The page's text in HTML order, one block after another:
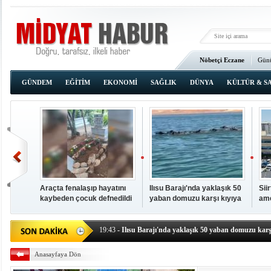
Nöbetçi Eczane
Ana Sayfa
GÜNDEM
EĞİTİM EKONOMİ SAĞLIK DÜNYA KÜLTÜR &
Araçta fenalaşıp hayatını
kaybeden çocuk defnedildi
Ilısu Barajı'nda yaklaşık 50
yaban domuzu karşı kıyıya
- OKUMAK İÇİN TIKLAYIN
19:43 - Ilısu Barajı'nda yaklaşık 50 yaban domuzu
19:42- Hacıoğlu: UMKE ekipleri bilgi, cesaret ve
19:08- HÜDA PAR Şırnak il başkanı Yalçın:
Anasayfaya Dön